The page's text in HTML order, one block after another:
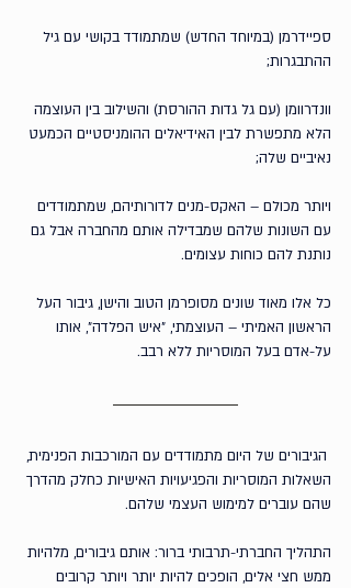
ספיידרמן (במיוחד החדש) שמתמודד בקושי עם גיל
ההתבגרות;
וונדרוומן (עם גל גדות ההורסת) והשילוב בין העוצמה
הלא מתפשרת לבין האידיאלים ההומניסטיים הכמעט
נאיביים שלה;
ויותר מכולם – האקס-מנים לדורותיהם, שמתמודדים
עם השונות שלהם שמבדילה אותם מהחברה אבל גם
נותנת להם כוחות עצומים.
כל אלו מאוד שונים מסופרמן הטוב והישן, גיבור העל
הראשון האמיתי – העוצמתי, ״איש הפלדה״, אותו
על-אדם בעל המוסריות ללא רבב.
הגיבורים של היום מתמודדים עם המורכבות הפנימית,
השאלות המוסריות והפגיעויות האישיות כחלק מהדרך
שהם עוברים למימוש העצמי שלהם.
התהליך החברתי-תרבותי ברור: אותם גיבורים, מלהיות
ממש חצי אלים, הופכים להיות יותר ויותר קרובים